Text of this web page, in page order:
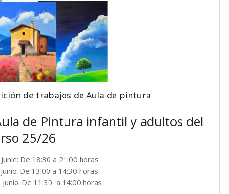
de trabajos de Aula de pintura
de Pintura infantil y adultos del
25/26
De 18:30 a 21:00 horas
De 13:00 a 14:30 horas
junio: De 11:30 a 14:00 horas